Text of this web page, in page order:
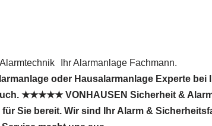
Ihr Alarmanlage Fachmann.
oder Hausalarmanlage Experte
★★★★★ VONHAUSEN Sicherheit &
Sie bereit. Wir sind Ihr Alarm &